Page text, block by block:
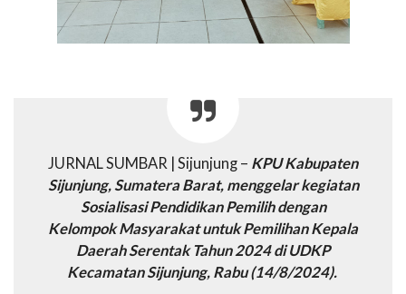
JURNAL SUMBAR | Sijunjung – KPU Kabupaten
Sijunjung, Sumatera Barat, menggelar kegiatan
Sosialisasi Pendidikan Pemilih dengan
Kelompok Masyarakat untuk Pemilihan Kepala
Daerah Serentak Tahun 2024 di UDKP
Kecamatan Sijunjung, Rabu (14/8/2024).